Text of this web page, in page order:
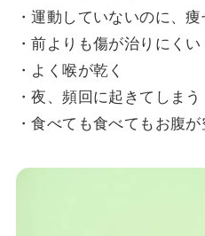
・運動していないのに、
・前よりも傷が治りにくい
・よく喉が乾く
・夜、頻回に起きてしまう
・食べても食べてもお腹